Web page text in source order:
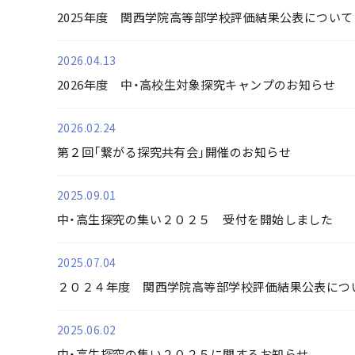
2025年度 関西学院高等部学校評価結果公表について
2026.04.13
2026年度 中・高校生対象探究キャンプのお知らせ
2026.02.24
第２回「繋がる探究共有会」開催のお知らせ
2025.09.01
中・高生探究の集い２０２５ 受付を開始しました
2025.07.04
２０２４年度 関西学院高等部学校評価結果公表につ
2025.06.02